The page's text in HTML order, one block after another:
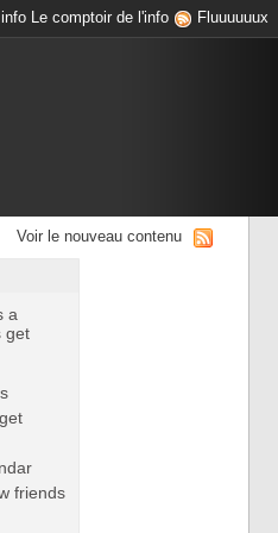
Le comptoir de l'info Fluuuuuux
Voir le nouveau contenu
a
get
friends